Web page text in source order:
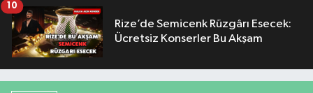
Rize’de Semicenk Rüzgârı Esecek:
Ücretsiz Konserler Bu Akşam
10